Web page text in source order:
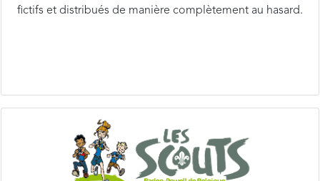
fictifs et distribués de manière complètement au hasard.